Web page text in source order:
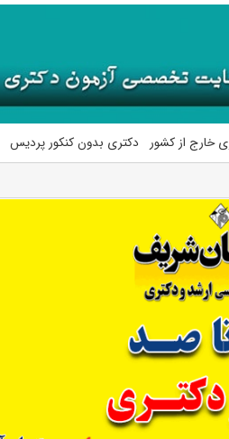
خارج از کشور دکتری بدون کنکور پردیس